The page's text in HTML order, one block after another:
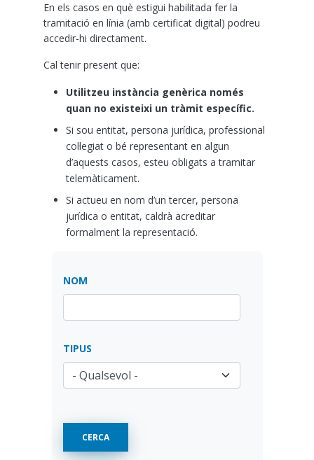
En els casos en què estigui habilitada fer la
tramitació en línia (amb certificat digital) podreu
accedir-hi directament.
Cal tenir present que:
Utilitzeu instància genèrica només
quan no existeixi un tràmit específic.
Si sou entitat, persona jurídica, professional
col·legiat o bé representant en algun
d’aquests casos, esteu obligats a tramitar
telemàticament.
Si actueu en nom d’un tercer, persona
jurídica o entitat, caldrà acreditar
formalment la representació.
NOM
TIPUS